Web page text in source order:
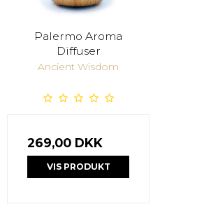
Palermo Aroma
Diffuser
Ancient Wisdom
269,00 DKK
VIS PRODUKT